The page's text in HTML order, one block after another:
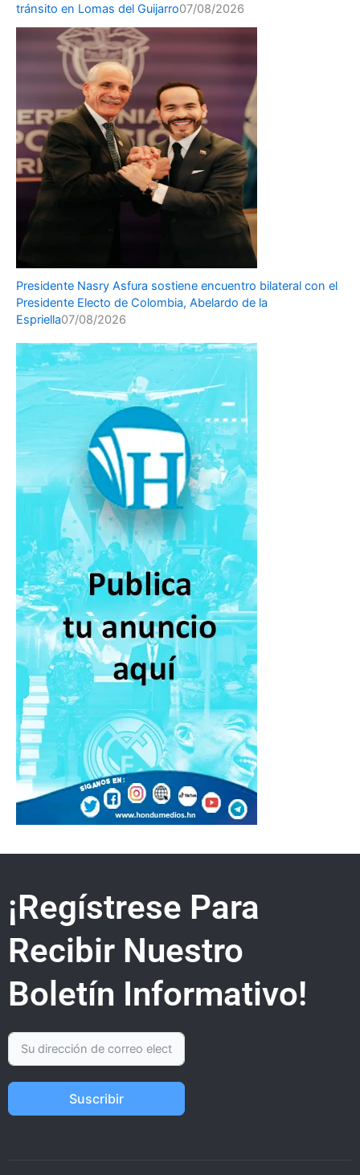
tránsito en Lomas del Guijarro07/08/2026
Presidente Nasry Asfura sostiene encuentro bilateral con el
Presidente Electo de Colombia, Abelardo de la
Espriella07/08/2026
¡Regístrese Para
Recibir Nuestro
Boletín Informativo!
Suscribir